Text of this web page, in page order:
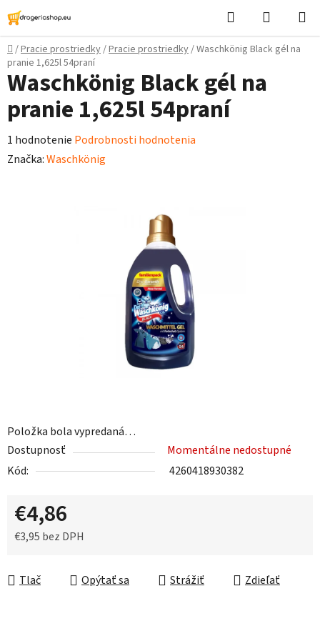
Prejsť
na
obsah
Hľadať
košík
Domov
/Pracie prostriedky/Pracie prostriedky/Waschkönig Black gél na
pranie 1,625l 54praní
Položka bola vypredaná…
Dostupnosť
Momentálne nedostupné
Kód:
4260418930382
€4,86
€3,95 bez DPH
Tlač
Opýtať sa Strážiť Zdieľať
Waschkönig Black gél na
pranie 1,625l 54praní
Priemerné
hodnotenie
1 hodnotenie Podrobnosti hodnotenia
Značka:Waschkönig